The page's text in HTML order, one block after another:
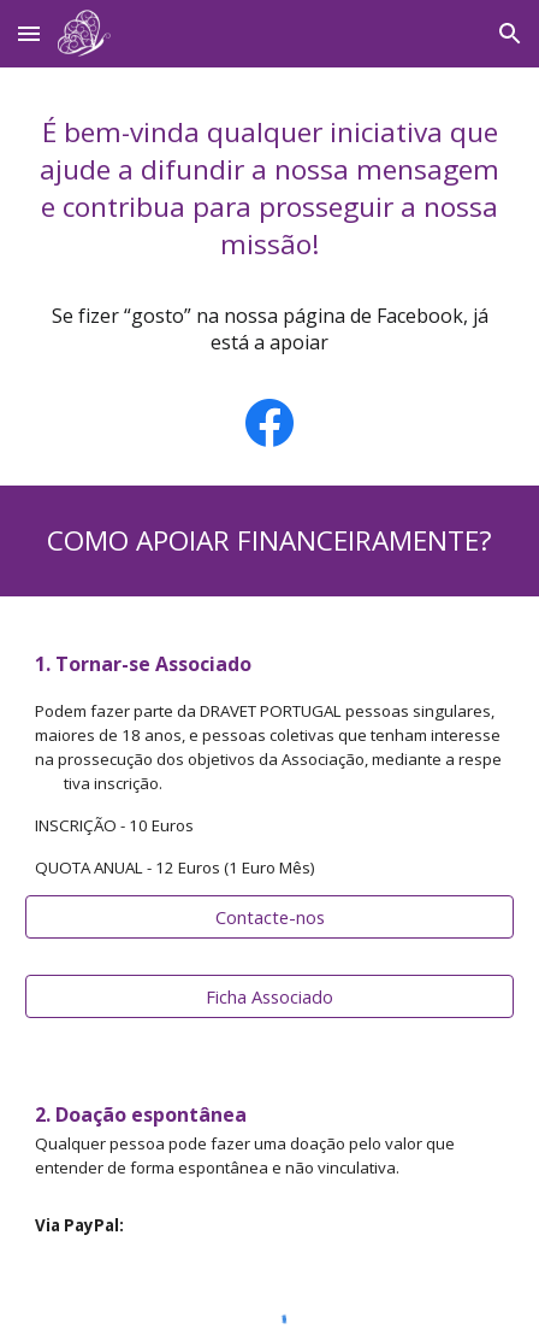
Skip to main content Skip to navigation
É bem-vinda qualquer iniciativa que
ajude a difundir a nossa mensagem
e contribua para prosseguir a nossa
missão!
Se fizer “gosto” na nossa página de Facebook, já
está a apoiar
COMO APOIAR FINANCEIRAMENTE?
1. Tornar-se Associado
Podem fazer parte da DRAVET PORTUGAL pessoas singulares,
maiores de 18 anos, e pessoas coletivas que tenham interesse
na prossecução dos objetivos da Associação, mediante a respe
tiva inscrição.
INSCRIÇÃO - 10 Euros
QUOTA ANUAL - 12 Euros (1 Euro Mês)
Contacte-nos
Ficha Associado
2. Doação espontânea
Qualquer pessoa pode fazer uma doação pelo valor que
entender de forma espontânea e não vinculativa.
Via PayPal :